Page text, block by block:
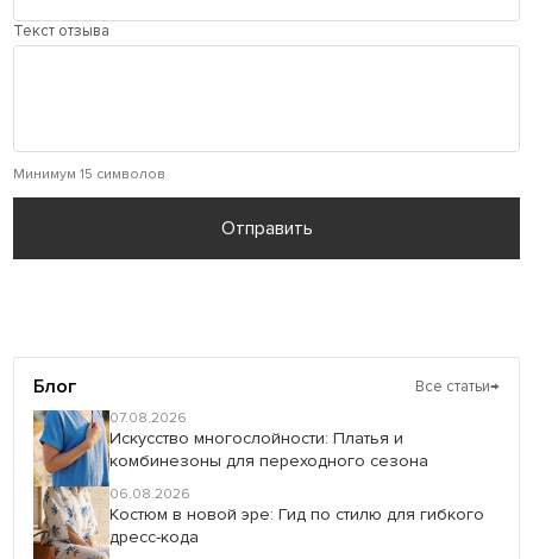
Текст отзыва
Минимум 15 символов
Отправить
Блог Все статьи→
07.08.2026
Искусство многослойности: Платья и
комбинезоны для переходного сезона
06.08.2026
Костюм в новой эре: Гид по стилю для гибкого
дресс-кода